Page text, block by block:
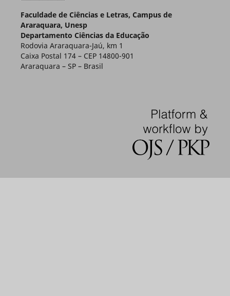
Faculdade de Ciências e Letras, Campus de
Araraquara, Unesp
Departamento Ciências da Educação
Rodovia Araraquara-Jaú, km 1
Caixa Postal 174 – CEP 14800-901
Araraquara – SP – Brasil